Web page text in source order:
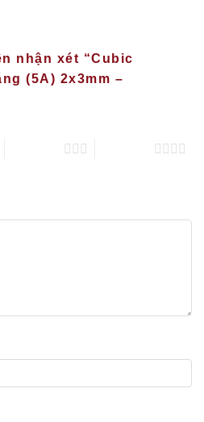
nhận xét “Cubic
(5A) 2x3mm –